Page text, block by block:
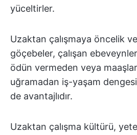
yüceltirler.
Uzaktan çalışmaya öncelik
göçebeler, çalışan
ödün vermeden veya
uğramadan iş-yaşam
de avantajlıdır.
Uzaktan çalışma kültürü,